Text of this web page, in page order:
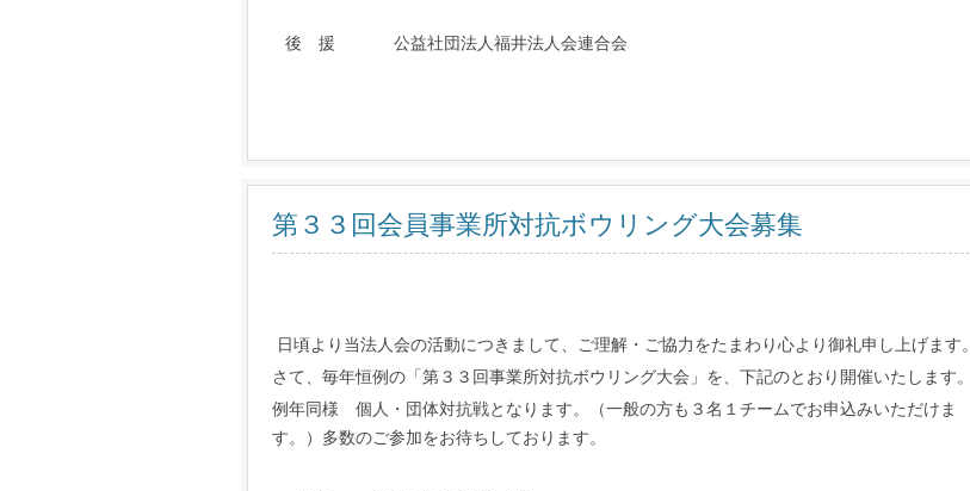
後 援 公益社団法人福井法人会連合会
第３３回会員事業所対抗ボウリング大会募集
日頃より当法人会の活動につきまして、ご理解・ご協力をたまわり心より御礼申し上げます。
さて、毎年恒例の「第３３回事業所対抗ボウリング大会」を、下記のとおり開催いたします。
例年同様 個人・団体対抗戦となります。（一般の方も３名１チームでお申込みいただけま
す。）多数のご参加をお待ちしております。